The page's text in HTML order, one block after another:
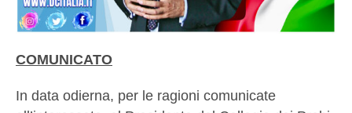
COMUNICATO
In data odierna, per le ragioni comunicate